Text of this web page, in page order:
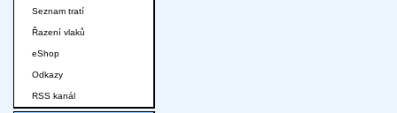
Seznam tratí
Řazení vlaků
eShop
Odkazy
RSS kanál